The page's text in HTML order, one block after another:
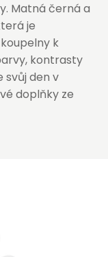
Matná černá a
je
k
kontrasty
svůj den v
doplňky ze